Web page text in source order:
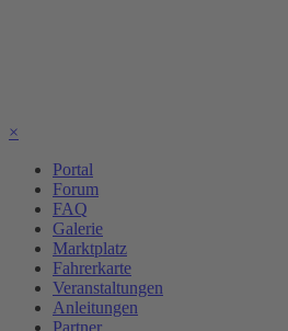
×
Portal
Forum
FAQ
Galerie
Marktplatz
Fahrerkarte
Veranstaltungen
Anleitungen
Partner